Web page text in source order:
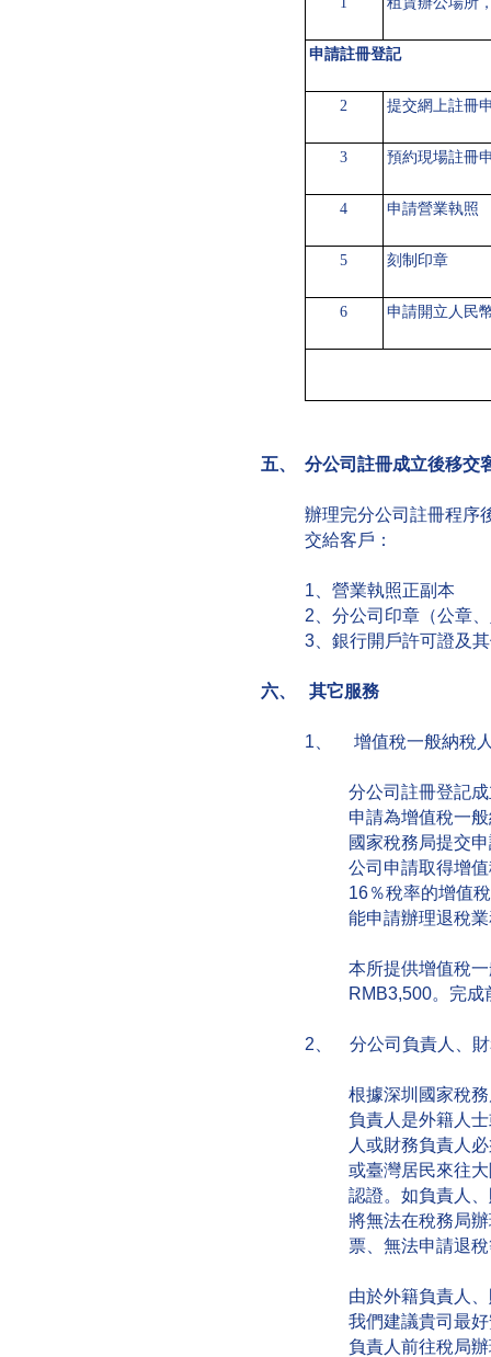
申請註冊登記
2 提交網上註冊
3 預約現場註冊
4 申請營業執照
5 刻制印章
6 申請開立人民
五、 分公司註冊成立後移交
辦理完分公司註冊程序
交給客戶：
1、營業執照正副本
2、分公司印章（公章
3、銀行開戶許可證及
六、 其它服務
1、 增值稅一般納稅
分公司註冊登記
申請為增值稅一
國家稅務局提交
公司申請取得增
16％稅率的增值
能申請辦理退稅
本所提供增值稅
RMB3,500。完成
2、 分公司負責人、財
根據深圳國家稅
負責人是外籍人
人或財務負責人
或臺灣居民來往
認證。如負責人
將無法在稅務局
票、無法申請退
由於外籍負責人
我們建議貴司最
負責人前往稅局